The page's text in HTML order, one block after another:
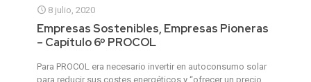
8 julio, 2020
Empresas Sostenibles, Empresas Pioneras
– Capítulo 6º PROCOL
Para PROCOL era necesario invertir en autoconsumo solar
para reducir sus costes energéticos y “ofrecer un precio